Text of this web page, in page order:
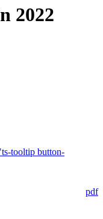
2022
tooltip button-
pdf